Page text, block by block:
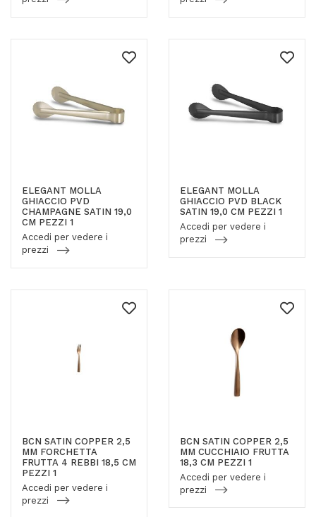
ELEGANT MOLLA
GHIACCIO PVD
CHAMPAGNE SATIN 19,0
CM PEZZI 1
Accedi per vedere i
prezzi
ELEGANT MOLLA
GHIACCIO PVD BLACK
SATIN 19,0 CM PEZZI 1
Accedi per vedere i
prezzi
BCN SATIN COPPER 2,5
MM FORCHETTA
FRUTTA 4 REBBI 18,5 CM
PEZZI 1
Accedi per vedere i
prezzi
BCN SATIN COPPER 2,5
MM CUCCHIAIO FRUTTA
18,3 CM PEZZI 1
Accedi per vedere i
prezzi